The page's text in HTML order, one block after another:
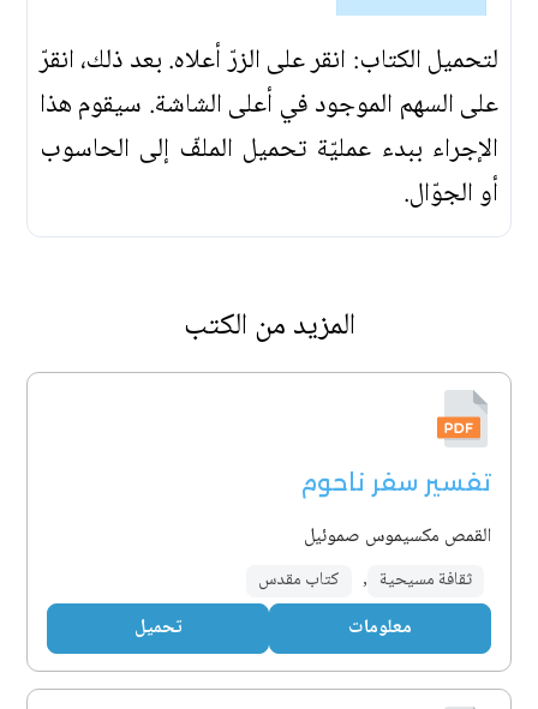
لتحميل الكتاب: انقر على الزرّ أعلاه. بعد ذلك، انقرّ
على السهم الموجود في أعلى الشاشة. سيقوم هذا
الإجراء ببدء عمليّة تحميل الملفّ إلى الحاسوب
أو الجوّال.
المزيد من الكتب
تفسير سفر ناحوم
القمص مكسيموس صموئيل
ثقافة مسيحية , كتاب مقدس
معلومات تحميل